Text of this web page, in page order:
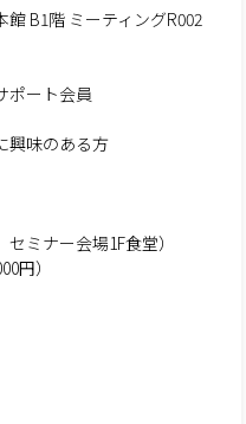
B1階 ミーティングR002
ポート会員
興味のある方
ミナー会場1F食堂）
円）